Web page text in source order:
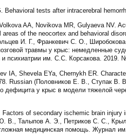
tests after intracerebral
AA, Novikova MR, Gulyaeva NV.
of the neocortex and behavioral
И. Г., Франкевич С. О.,
травмы у крыс: немедленные
психиатрии им. С.С. Корсакова. 2019.
IA, Shevela EYa, Chernykh ER.
Russian (Половников Е. В., Ступак
дефицита у крыс в модели тяжелой
of secondary ischemic brain injury
В., Талыпов А. Э., Петриков С. С.,
медицинская помощь. Журнал